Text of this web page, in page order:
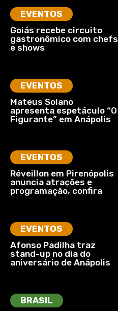
EVENTOS
Goiás recebe circuito
gastronômico com chefs
e shows
EVENTOS
Mateus Solano
apresenta espetáculo “O
Figurante” em Anápolis
EVENTOS
Réveillon em Pirenópolis
anuncia atrações e
programação, confira
EVENTOS
Afonso Padilha traz
stand-up no dia do
aniversário de Anápolis
BRASIL